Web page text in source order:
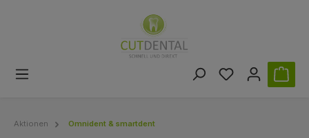
Aktionen Omnident & smartdent